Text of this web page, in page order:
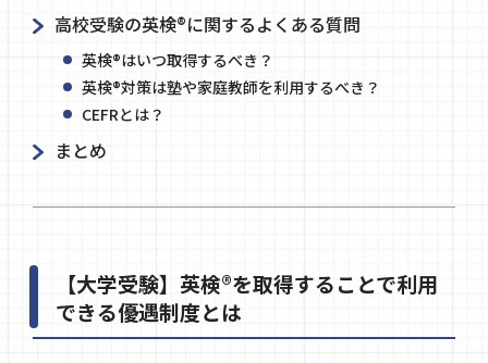
高校受験の英検®に関するよくある質問
英検®はいつ取得するべき？
英検®対策は塾や家庭教師を利用するべき？
CEFRとは？
まとめ
【大学受験】英検®を取得することで利用
できる優遇制度とは